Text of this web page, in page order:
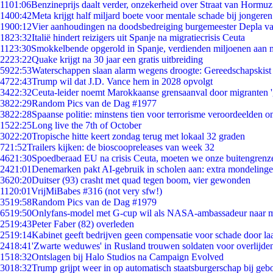
1101:06Benzineprijs daalt verder, onzekerheid over Straat van
1400:42Meta krijgt half miljard boete voor mentale schade bij jongeren
1900:12Vier aanhoudingen na doodsbedreiging burgemeester Depla
1823:32Italië hindert reizigers uit Spanje na migratiecrisis Ceuta
11 23:30Smokkelbende opgerold in Spanje, verdienden miljoenen aan
2223:22Quake krijgt na 30 jaar een gratis uitbreiding
5922:53Waterschappen slaan alarm wegens droogte:
4722:43Trump wil dat J.D. Vance hem in 2028 opvolgt
3422:32Ceuta-leider noemt Marokkaanse grensaanval door migranten
3822:29Random Pics van de Dag #1977
3822:28Spaanse politie: minstens tien voor terrorisme veroordeelden
1522:25Long live the 7th of October
3022:20Tropische hitte keert zondag terug met lokaal 32 graden
721:52Trailers kijken: de bioscoopreleases van week 32
4621:30Spoedberaad EU na crisis Ceuta, moeten we onze
2421:01Denemarken pakt AI-gebruik in scholen aan: extra
3620:20Duitser (93) crasht met quad tegen boom, vier gewonden
11 20:01VrijMiBabes #316 (not very sfw!)
3519:58Random Pics van de Dag #1979
6519:50Onlyfans-model met G-cup wil als NASA-ambassadeur naar
2519:43Peter Faber (82) overleden
2519:14Kabinet geeft bedrijven geen compensatie voor schade door
2418:41'Zwarte weduwes' in Rusland trouwen soldaten voor
1518:32Ontslagen bij Halo Studios na Campaign Evolved
3018:32Trump grijpt weer in op automatisch staatsburgerschap bij